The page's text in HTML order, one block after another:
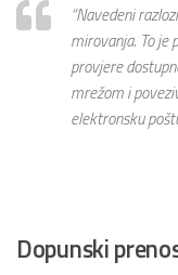
“Navedeni
mirovanja. To je
provjere
mrežom i
elektronsku
Dopunski